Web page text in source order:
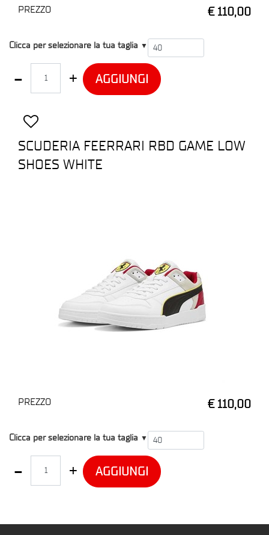
PREZZO € 110,00
T4
Clicca per selezionare la tua taglia ▼
AGGIUNGI
SCUDERIA FEERRARI RBD GAME LOW
SHOES WHITE
PREZZO € 110,00
T4
Clicca per selezionare la tua taglia ▼
AGGIUNGI